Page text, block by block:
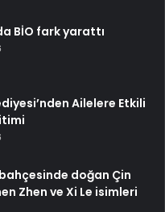
BİO fark yarattı
Ailelere Etkili
doğan Çin
Zhen ve Xi Le isimleri